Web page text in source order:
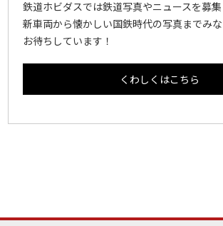
鉄道ホビダスでは鉄道写真やニュースを募
新車両から懐かしい国鉄時代の写真までみ
お待ちしています！
くわしくはこちら